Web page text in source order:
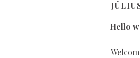
Hello